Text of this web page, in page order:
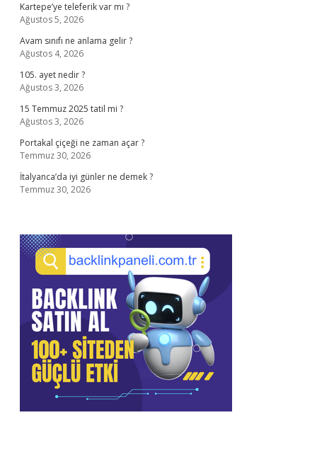
Kartepe’ye teleferik var mı ?
Ağustos 5, 2026
Avam sınıfı ne anlama gelir ?
Ağustos 4, 2026
105. ayet nedir ?
Ağustos 3, 2026
15 Temmuz 2025 tatil mi ?
Ağustos 3, 2026
Portakal çiçeği ne zaman açar ?
Temmuz 30, 2026
İtalyanca’da iyi günler ne demek ?
Temmuz 30, 2026